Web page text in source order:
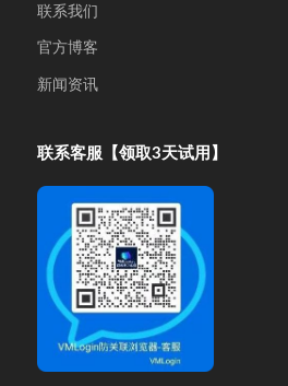
联系我们
官方博客
新闻资讯
联系客服【领取3天试用】